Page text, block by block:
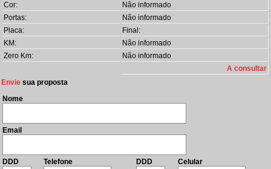
Cor:
Não informado
Portas:
Não informado
Placa:
Final:
KM:
Não informado
Zero Km:
Não informado
A consultar
Envie sua proposta
Nome
Email
DDD Telefone DDD Celular